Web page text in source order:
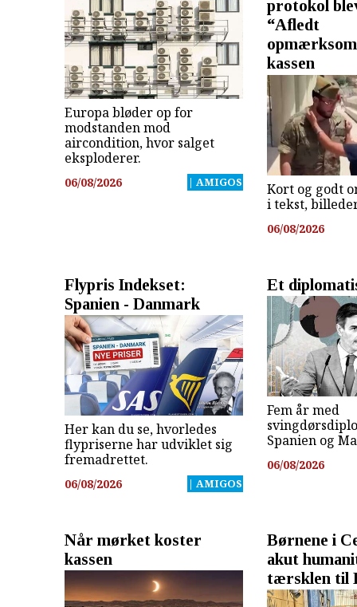
Europa bløder op for
modstanden mod
aircondition, hvor salget
eksploderer.
06/08/2026 | AMIGOS
protokol
“Afledt
kassen
Kort og godt
i tekst,
06/08/2026
Flypris Indekset:
Spanien - Danmark
Her kan du se, hvorledes
flypriserne har udviklet sig
fremadrettet.
06/08/2026 | AMIGOS
Et
Fem år med
Spanien og
06/08/2026
Når mørket koster
kassen
Børnene i
akut
tærsklen til